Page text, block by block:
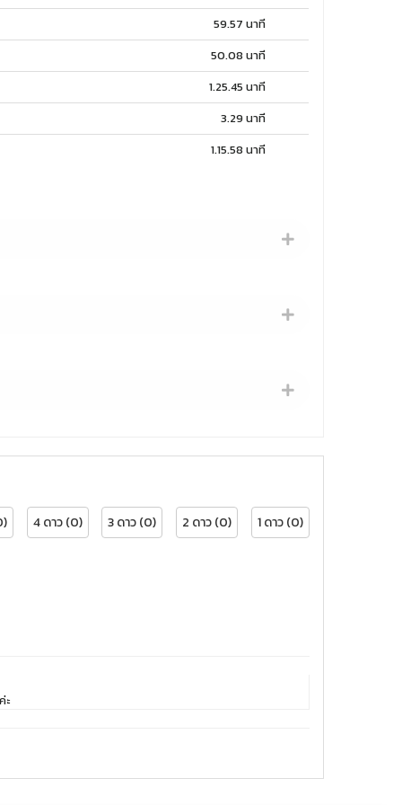
59.57 นาที
50.08 นาที
1.25.45 นาที
3.29 นาที
1.15.58 นาที
4 ดาว (0) 3 ดาว (0) 2 ดาว (0) 1 ดาว (0)
ะ